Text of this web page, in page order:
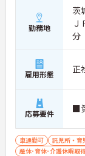
勤務地
茨
分
雇用形態 正
応募要件
車通勤可 託児所・育
産休･育休･介護休暇取